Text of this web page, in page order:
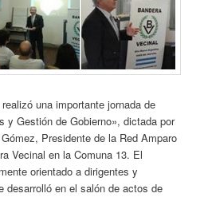
una importante jornada de
y Gestión de Gobierno», dictada por
Presidente de la Red Amparo
Vecinal en la Comuna 13. El
orientado a dirigentes y
desarrolló en el salón de actos de